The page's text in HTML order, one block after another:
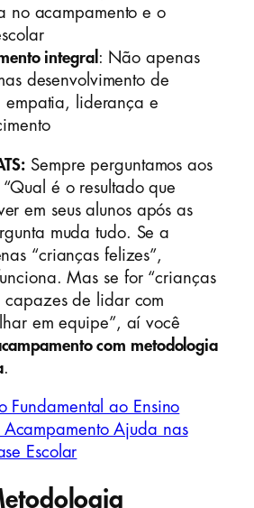
no acampamento e o
integral : Não apenas
desenvolvimento de
empatia, liderança e
Sempre perguntamos aos
é o resultado que
em seus alunos após as
muda tudo. Se a
“crianças felizes”,
Mas se for “crianças
capazes de lidar com
em equipe”, aí você
com metodologia
.
Fundamental ao Ensino
Ajuda nas
Escolar